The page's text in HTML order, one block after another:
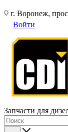
г. Воронеж,
Войти
Запчасти для